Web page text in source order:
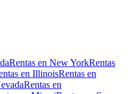
Rentas en New YorkRentas
en IllinoisRentas en
Rentas en